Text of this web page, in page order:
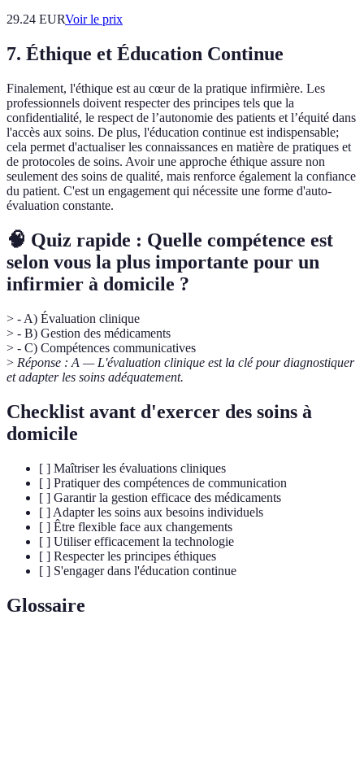
29.24 EURVoir le prix
7. Éthique et Éducation Continue
Finalement, l'éthique est au cœur de la pratique infirmière. Les
professionnels doivent respecter des principes tels que la
confidentialité, le respect de l’autonomie des patients et l’équité dans
l'accès aux soins. De plus, l'éducation continue est indispensable;
cela permet d'actualiser les connaissances en matière de pratiques et
de protocoles de soins. Avoir une approche éthique assure non
seulement des soins de qualité, mais renforce également la confiance
du patient. C'est un engagement qui nécessite une forme d'auto-
évaluation constante.
🧠 Quiz rapide : Quelle compétence est
selon vous la plus importante pour un
infirmier à domicile ?
> - A) Évaluation clinique
> - B) Gestion des médicaments
> - C) Compétences communicatives
> Réponse : A — L'évaluation clinique est la clé pour diagnostiquer
et adapter les soins adéquatement.
Checklist avant d'exercer des soins à
domicile
[ ] Maîtriser les évaluations cliniques
[ ] Pratiquer des compétences de communication
[ ] Garantir la gestion efficace des médicaments
[ ] Adapter les soins aux besoins individuels
[ ] Être flexible face aux changements
[ ] Utiliser efficacement la technologie
[ ] Respecter les principes éthiques
[ ] S'engager dans l'éducation continue
Glossaire